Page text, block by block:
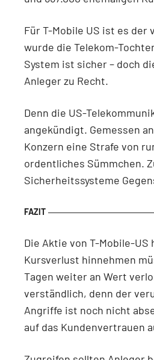
Für T-Mobile US ist es
wurde die Telekom-
System ist sicher – doch
Anleger zu Recht.
Denn die US-
angekündigt. Gemessen
Konzern eine Strafe von
ordentliches Sümmchen.
Sicherheitssysteme
Die Aktie von T-Mobile-
Kursverlust hinnehmen
Tagen weiter an Wert
verständlich, denn der
Angriffe ist noch nicht
auf das Kundenvertrauen